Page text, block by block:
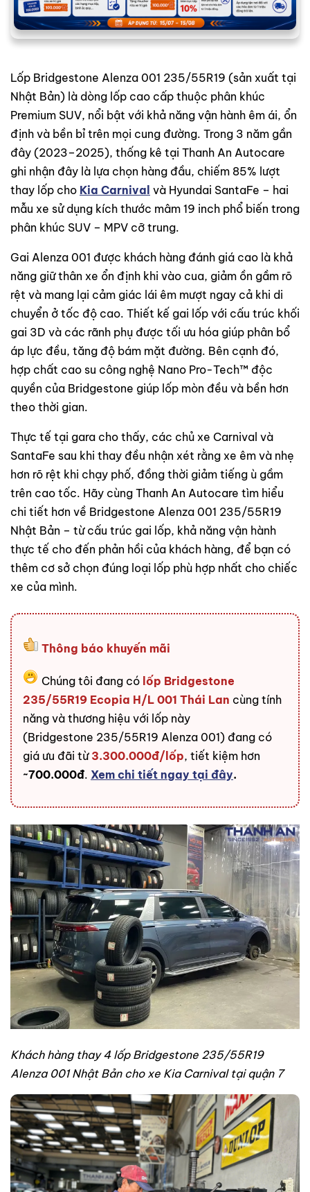
Lốp Bridgestone Alenza 001 235/55R19 (sản xuất tại
Nhật Bản) là dòng lốp cao cấp thuộc phân khúc
Premium SUV, nổi bật với khả năng vận hành êm ái, ổn
định và bền bỉ trên mọi cung đường. Trong 3 năm gần
đây (2023–2025), thống kê tại Thanh An Autocare
ghi nhận đây là lựa chọn hàng đầu, chiếm 85% lượt
thay lốp cho Kia Carnival và Hyundai SantaFe – hai
mẫu xe sử dụng kích thước mâm 19 inch phổ biến trong
phân khúc SUV – MPV cỡ trung.
Gai Alenza 001 được khách hàng đánh giá cao là khả
năng giữ thân xe ổn định khi vào cua, giảm ồn gầm rõ
rệt và mang lại cảm giác lái êm mượt ngay cả khi di
chuyển ở tốc độ cao. Thiết kế gai lốp với cấu trúc khối
gai 3D và các rãnh phụ được tối ưu hóa giúp phân bổ
áp lực đều, tăng độ bám mặt đường. Bên cạnh đó,
hợp chất cao su công nghệ Nano Pro-Tech™ độc
quyền của Bridgestone giúp lốp mòn đều và bền hơn
theo thời gian.
Thực tế tại gara cho thấy, các chủ xe Carnival và
SantaFe sau khi thay đều nhận xét rằng xe êm và nhẹ
hơn rõ rệt khi chạy phố, đồng thời giảm tiếng ù gầm
trên cao tốc. Hãy cùng Thanh An Autocare tìm hiểu
chi tiết hơn về Bridgestone Alenza 001 235/55R19
Nhật Bản – từ cấu trúc gai lốp, khả năng vận hành
thực tế cho đến phản hồi của khách hàng, để bạn có
thêm cơ sở chọn đúng loại lốp phù hợp nhất cho chiếc
xe của mình.
Thông báo khuyến mãi
Chúng tôi đang có lốp Bridgestone
235/55R19 Ecopia H/L 001 Thái Lan cùng tính
năng và thương hiệu với lốp này
(Bridgestone 235/55R19 Alenza 001) đang có
giá ưu đãi từ 3.300.000đ/lốp, tiết kiệm hơn
~700.000đ. Xem chi tiết ngay tại đây.
Khách hàng thay 4 lốp Bridgestone 235/55R19
Alenza 001 Nhật Bản cho xe Kia Carnival tại quận 7